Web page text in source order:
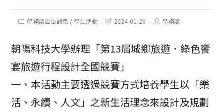
Post學務處公告訊息 / 學生活動
Post2024-01-26
Post學務處
朝陽科技大學辦理「第13屆城鄉旅遊．綠色饗
宴旅遊行程設計全國競賽」
一、本活動主要透過競賽方式培養學生以「樂
活、永續、人文」之新生活理念來設計及規劃